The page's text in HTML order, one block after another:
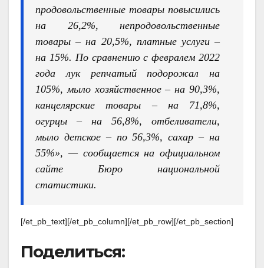
продовольственные товары повысились
на 26,2%, непродовольственные
товары – на 20,5%, платные услуги –
на 15%. По сравнению с февралем 2022
года лук репчатый подорожал на
105%, мыло хозяйственное – на 90,3%,
канцелярские товары – на 71,8%,
огурцы – на 56,8%, отбеливатели,
мыло детское – по 56,3%, сахар – на
55%», — сообщается на официальном
сайте Бюро национальной
статистики.
[/et_pb_text][/et_pb_column][/et_pb_row][/et_pb_section]
Поделиться: